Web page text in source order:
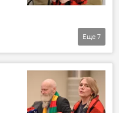
Преследование Альгирдаса Палецкиса и его сторонников в Литве
Еще 7